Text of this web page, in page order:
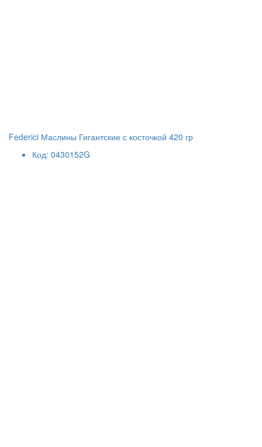
Federici Маслины Гигантские с косточкой 420 гр
Код: 0430152G